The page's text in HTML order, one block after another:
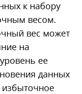
к набору
весом.
вес может
на
ее
данных
избыточное